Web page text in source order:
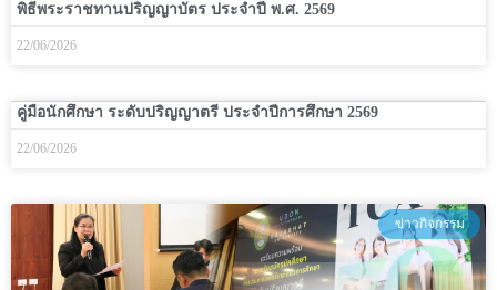
พิธีพระราชทานปริญญาบัตร ประจำปี พ.ศ. 2569
22/06/2026
คู่มือนักศึกษา ระดับปริญญาตรี ประจำปีการศึกษา 2569
22/06/2026
ข่าวกิจกรรม